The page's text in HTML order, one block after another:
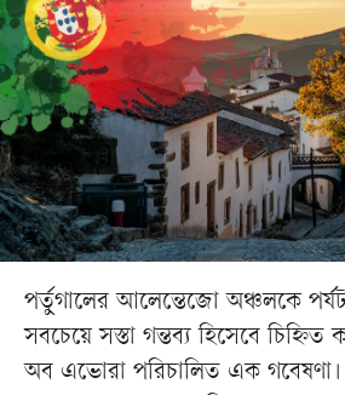
পর্তুগালের আলেন্তেজো অঞ্চলকে
সবচেয়ে সস্তা গন্তব্য হিসেবে চিহ্নিত
অব এভোরা পরিচালিত এক